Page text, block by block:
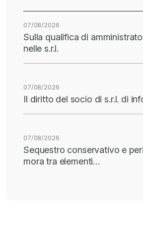
07/08/2026
Sulla qualifica di
nelle s.r.l.
07/08/2026
Il diritto del socio di s.r.l. di
07/08/2026
Sequestro conservativo e
mora tra elementi…